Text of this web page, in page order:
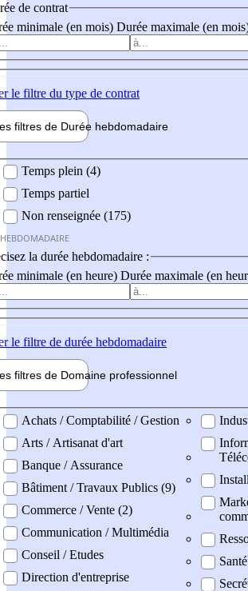
de contrat
minimale (en mois) Durée maximale (en
le filtre du type de contrat
filtres de Durée hebdomadaire
Temps plein (4)
Temps partiel
Non renseignée (175)
la durée hebdomadaire :
minimale (en heure) Durée maximale (en
le filtre de durée hebdomadaire
filtres de Domaine professionnel
professionel
Achats / Comptabilité / Gestion
Arts / Artisanat d'art
Banque / Assurance
Bâtiment / Travaux Publics (9)
Commerce / Vente (2)
Communication / Multimédia
Conseil / Etudes
Direction d'entreprise
Santé